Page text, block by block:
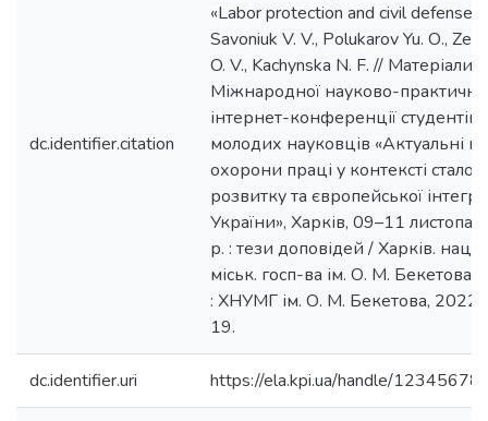
dc.identifier.citation
«Labor protection and civil defense»
Savoniuk V. V., Polukarov Yu. О.,
O. V., Kachynska N. F. // Матеріали
Міжнародної науково-
інтернет-конференції студентів
молодих науковців «Актуальні
охорони праці у контексті
розвитку та європейської
України», Харків, 09–11
р. : тези доповідей / Харків. нац.
міськ. госп-ва ім. О. М. Бекетова.
: ХНУМГ ім. О. М. Бекетова, 2022.
19.
dc.identifier.uri https://ela.kpi.ua/handle/